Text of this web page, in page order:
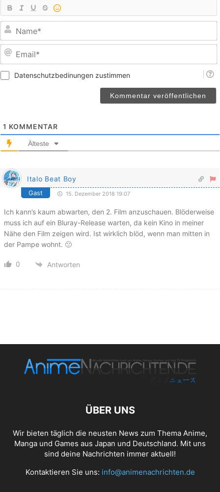
Datenschutzbedinungen zustimmen
1 KOMMENTAR
Älteste
Italo Beat Boy
Gast 15. Dezember 2018 19:07
Ich kann’s kaum abwarten, den 2. Film anzuschauen. Blöderweise
muss ich auf ein Bluray-Release warten, da kein Kino in meiner
Nähe den Film zeigen wird. Ist wirklich blöd, wenn man mitten in
der Pampe wohnt. 🙁
0 Antworten
ÜBER UNS
Wir bieten täglich die neusten News zum Thema Anime,
Manga und Games aus Japan und Deutschland. Mit uns
sind deine Nachrichten immer aktuell!
Kontaktieren Sie uns: info@animenachrichten.de